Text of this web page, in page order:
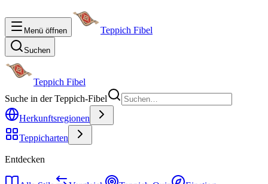
Menü öffnen Teppich Fibel
Suchen
Teppich Fibel
Suche in der Teppich-Fibel
Herkunftsregionen
Teppicharten
Entdecken